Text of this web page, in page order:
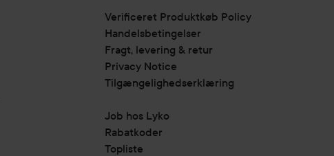
Verificeret Produktkøb Policy
Handelsbetingelser
Fragt, levering & retur
Privacy Notice
Tilgængelighedserklæring
Job hos Lyko
Rabatkoder
Topliste